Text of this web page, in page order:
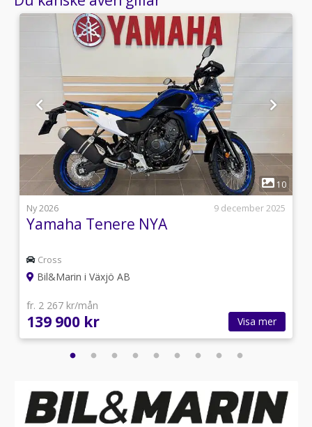
1
10
Ny 2026
9 december 2025
Yamaha Tenere NYA
Cross
Bil&Marin i Växjö AB
fr. 2 267 kr/mån
139 900 kr Visa mer